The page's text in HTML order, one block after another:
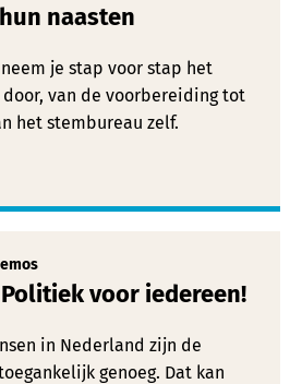
naasten
je stap voor stap het
van de voorbereiding tot
het stembureau zelf.
voor iedereen!
in Nederland zijn de
genoeg. Dat kan